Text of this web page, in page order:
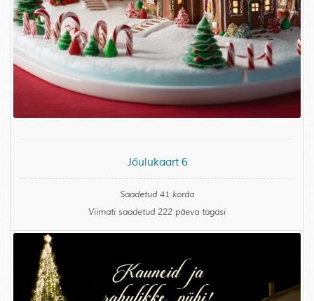
Jõulukaart 6
Saadetud 41 korda
Viimati saadetud 222 päeva tagasi